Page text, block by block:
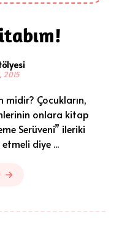
2015
Çocukların,
onlara kitap
Serüveni” ileriki
diye ...